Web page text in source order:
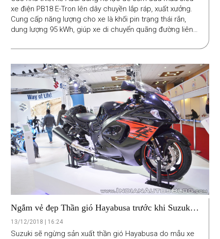
xe điện PB18 E-Tron lên dây chuyền lắp ráp, xuất xưởng.
Cung cấp năng lượng cho xe là khối pin trạng thái rắn,
dung lượng 95 kWh, giúp xe di chuyển quãng đường liên
cần 15 phút để sạc đầy nhờ hệ thống sạc nhanh 800 volt.
Ngắm vẻ đẹp Thần gió Hayabusa trước khi Suzuki
ngừng sản xuất
13/12/2018 | 16:24
Suzuki sẽ ngừng sản xuất thần gió Hayabusa do mẫu xe